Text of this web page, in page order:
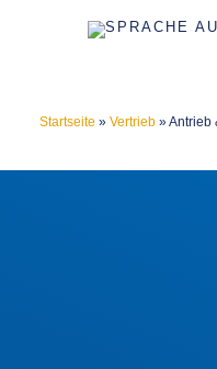
Startseite » Vertrieb»Antrieb